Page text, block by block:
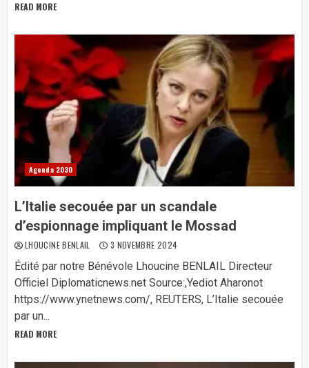
READ MORE
Agenda 2030
L’Italie secouée par un scandale
d’espionnage impliquant le Mossad
LHOUCINE BENLAIL 3 NOVEMBRE 2024
Édité par notre Bénévole Lhoucine BENLAIL Directeur
Officiel Diplomaticnews.net Source:,Yediot Aharonot
https://www.ynetnews.com/, REUTERS, L’Italie secouée
par un...
READ MORE